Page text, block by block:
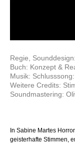
Regie, Sounddesign:
Buch: Konzept &
Musik:
Weitere Credits:
Soundmastering:
In Sabine Martes
geisterhafte Stimmen,